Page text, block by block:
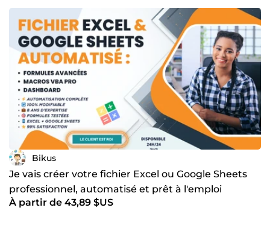
Bikus
Je vais créer votre fichier Excel ou Google Sheets
professionnel, automatisé et prêt à l'emploi
À partir de 43,89 $US